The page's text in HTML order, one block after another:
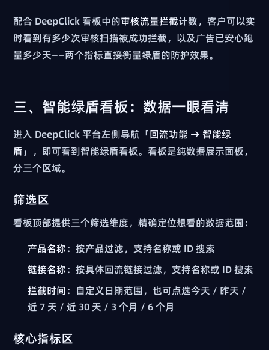
配合 DeepClick 看板中的审核流量拦截计数，客户可以实
时看到有多少次审核扫描被成功拦截，以及广告已安心跑
量多少天——两个指标直接衡量绿盾的防护效果。
三、智能绿盾看板：数据一眼看清
进入 DeepClick 平台左侧导航「回流功能 → 智能绿
盾 」，即可看到智能绿盾看板。看板是纯数据展示面板，
分三个区域。
筛选区
看板顶部提供三个筛选维度，精确定位想看的数据范围：
产品名称：按产品过滤，支持名称或 ID 搜索
链接名称：按具体回流链接过滤，支持名称或 ID 搜索
拦截时间：自定义日期范围，也可点选今天 / 昨天 /
近 7 天 / 近 30 天 / 3 个月 / 6 个月
核心指标区